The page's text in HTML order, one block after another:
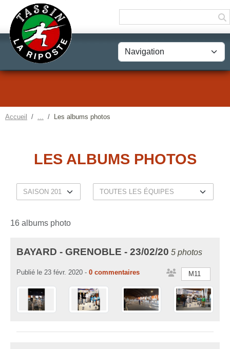
Accueil Les albums photos
LES ALBUMS PHOTOS
16 albums photo
BAYARD - GRENOBLE - 23/02/20 5 photos
M11
Publié le 23 févr. 2020 - 0 commentaires
Panneau de gestion des cookies